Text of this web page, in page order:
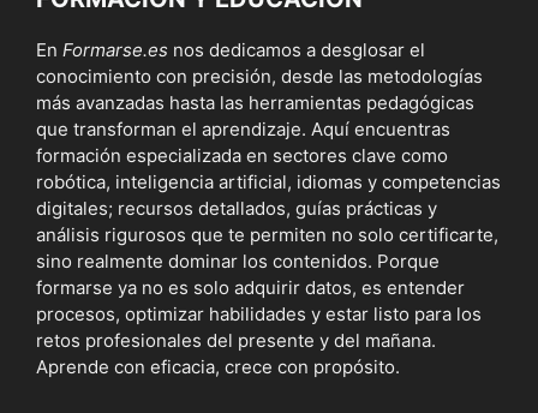
En Formarse.es nos dedicamos a desglosar el
conocimiento con precisión, desde las metodologías
más avanzadas hasta las herramientas pedagógicas
que transforman el aprendizaje. Aquí encuentras
formación especializada en sectores clave como
robótica, inteligencia artificial, idiomas y competencias
digitales; recursos detallados, guías prácticas y
análisis rigurosos que te permiten no solo certificarte,
sino realmente dominar los contenidos. Porque
formarse ya no es solo adquirir datos, es entender
procesos, optimizar habilidades y estar listo para los
retos profesionales del presente y del mañana.
Aprende con eficacia, crece con propósito.